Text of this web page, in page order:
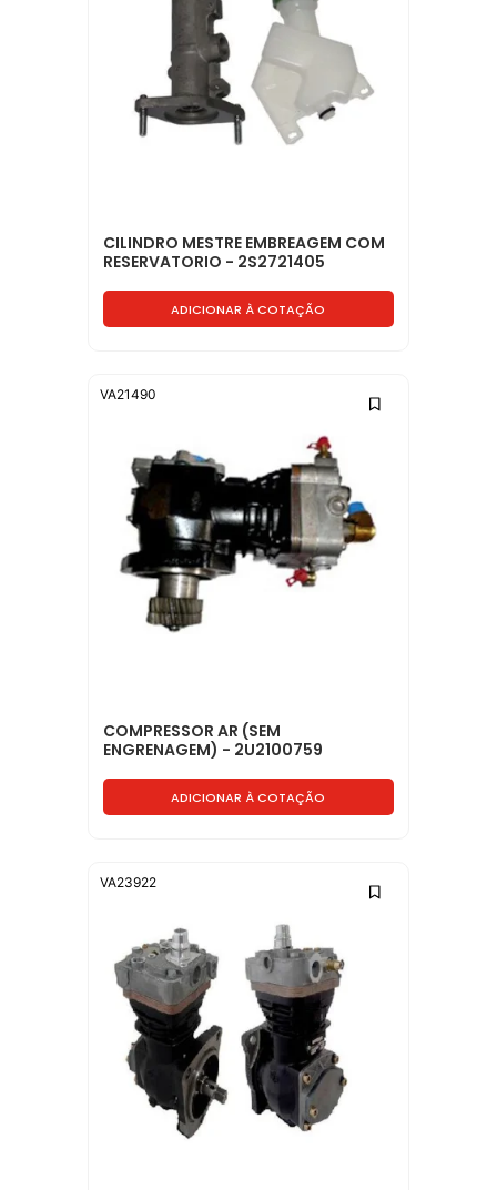
CILINDRO MESTRE EMBREAGEM COM
RESERVATORIO - 2S2721405
ADICIONAR À COTAÇÃO
COMPRESSOR AR (SEM
ENGRENAGEM) - 2U2100759
ADICIONAR À COTAÇÃO
VA21490
VA23922